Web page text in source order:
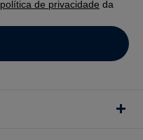
política de privacidade da